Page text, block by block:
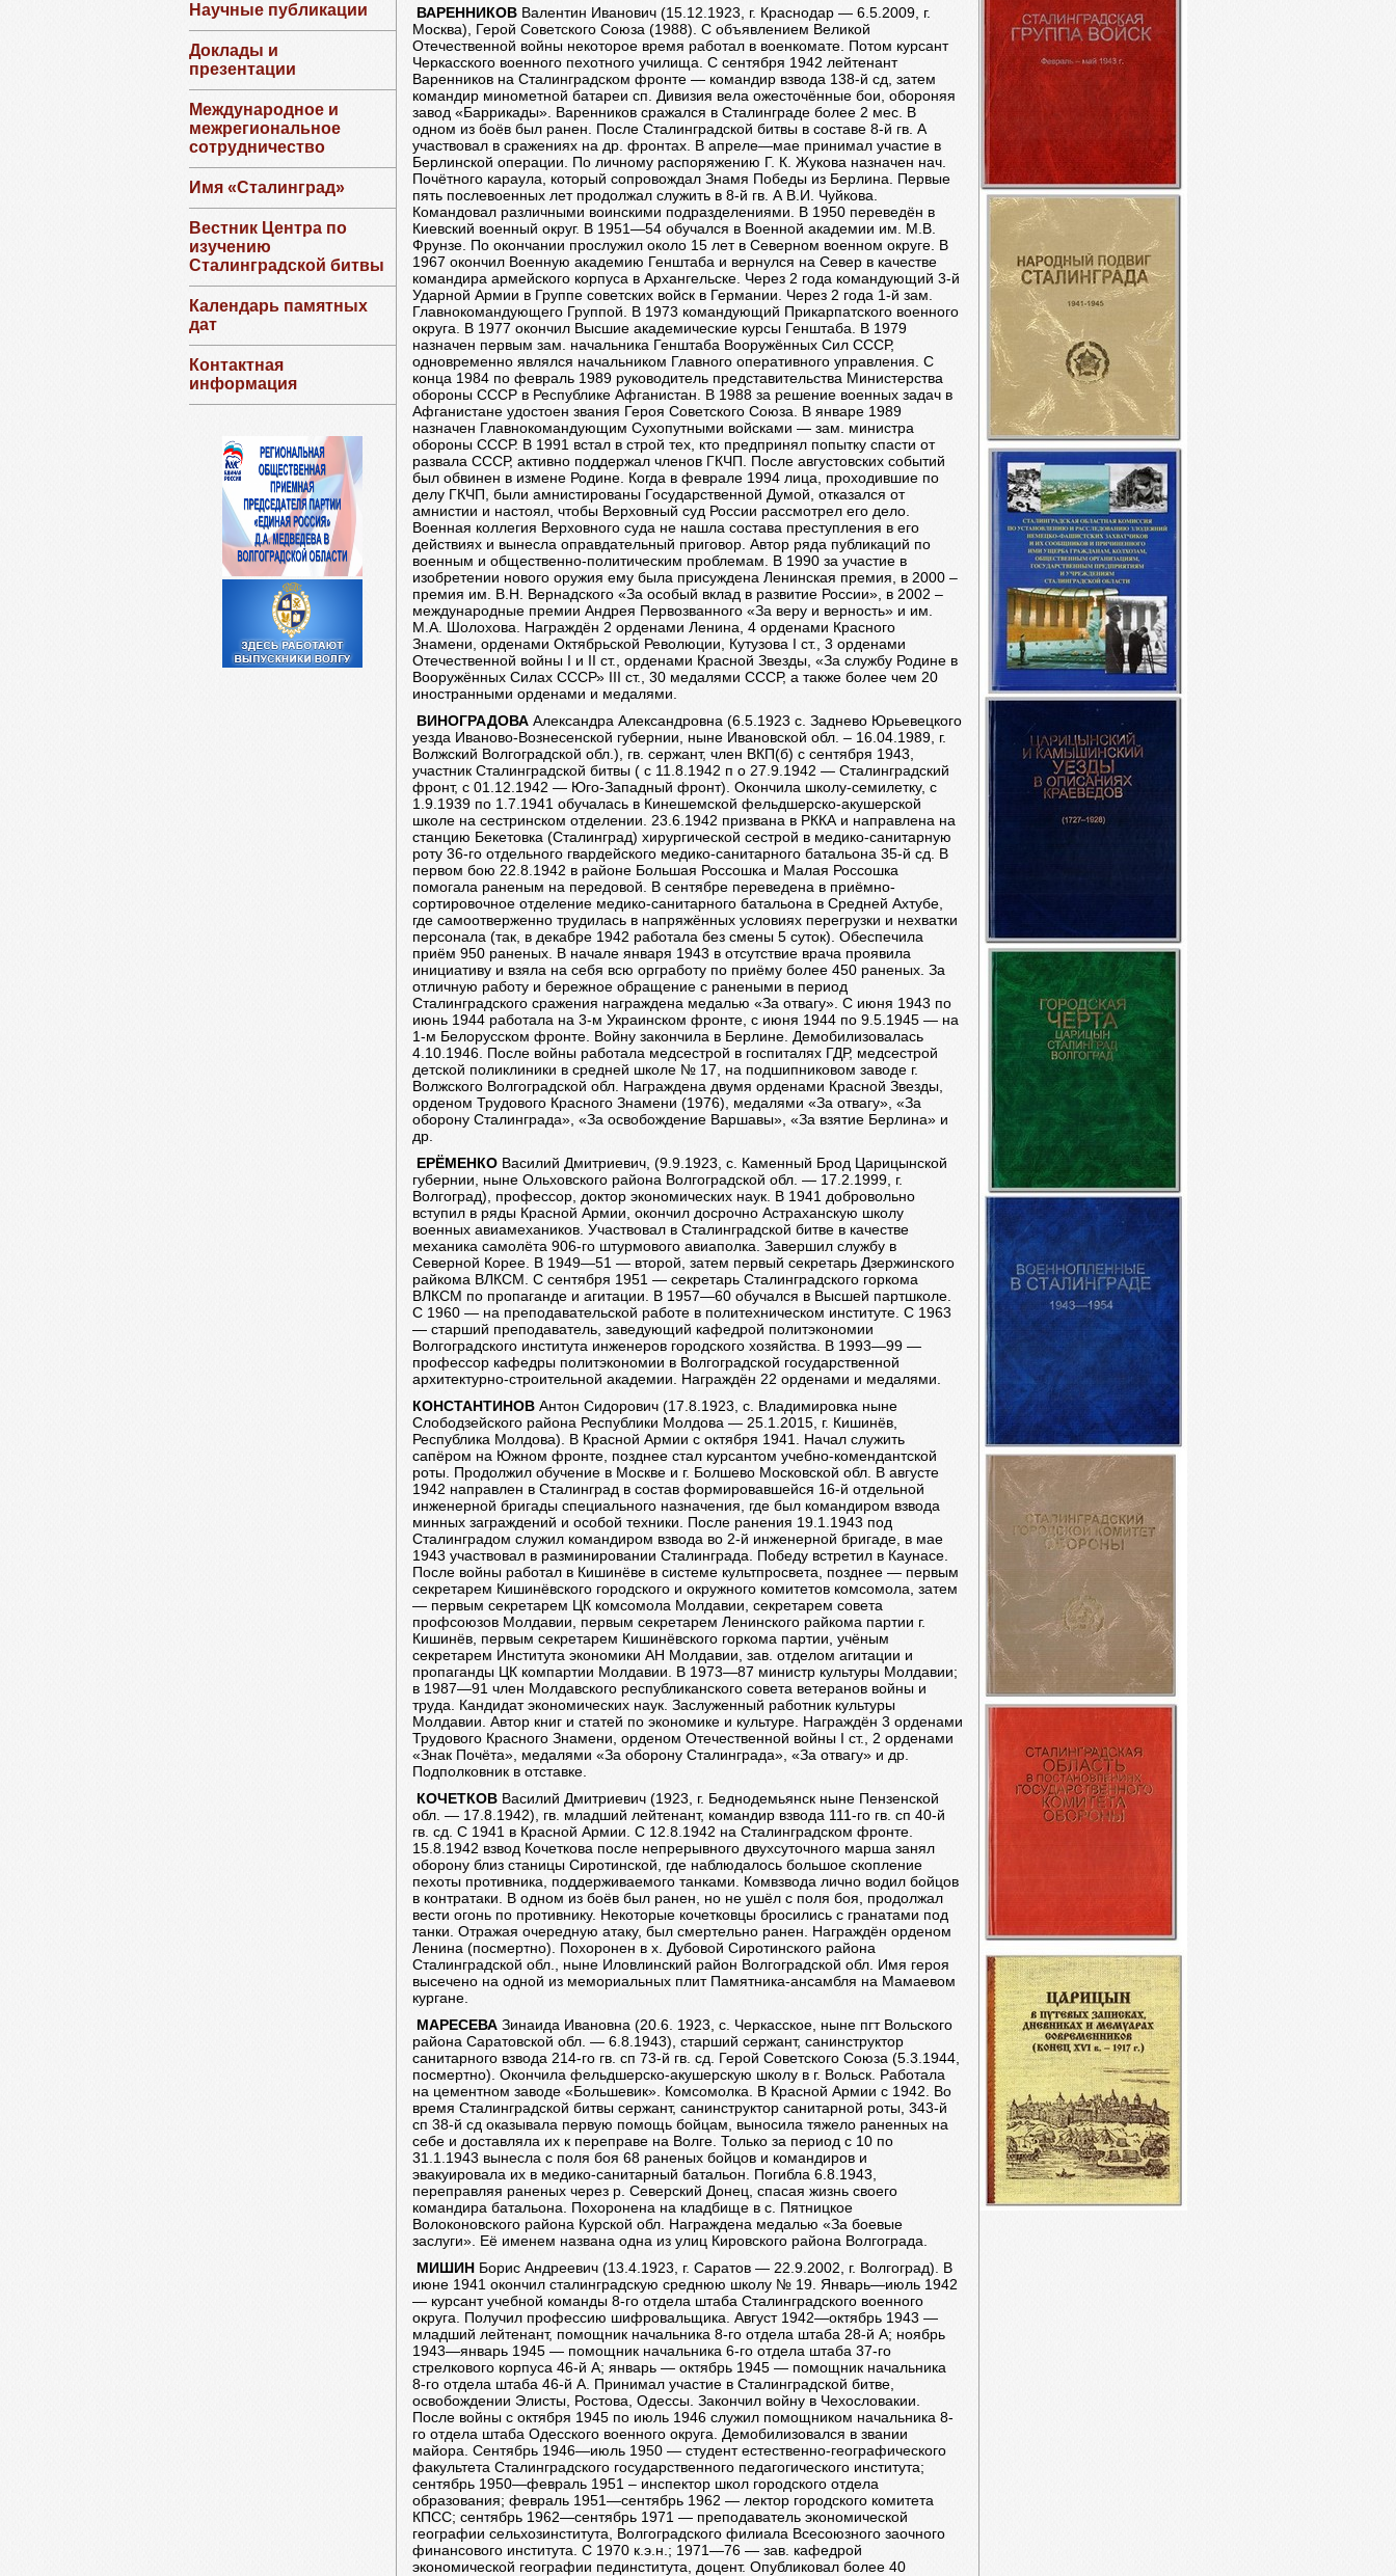
Научные публикации
Доклады и
презентации
Международное и
межрегиональное
сотрудничество
Имя «Сталинград»
Вестник Центра по
изучению
Сталинградской битвы
Календарь памятных
дат
Контактная
информация
ВАРЕННИКОВ Валентин Иванович (15.12.1923, г. Краснодар — 6.5.2009, г.
Москва), Герой Советского Союза (1988). С объявлением Великой
Отечественной войны некоторое время работал в военкомате. Потом курсант
Черкасского военного пехотного училища. С сентября 1942 лейтенант
Варенников на Сталинградском фронте — командир взвода 138-й сд, затем
командир минометной батареи сп. Дивизия вела ожесточённые бои, обороняя
завод «Баррикады». Варенников сражался в Сталинграде более 2 мес. В
одном из боёв был ранен. После Сталинградской битвы в составе 8-й гв. А
участвовал в сражениях на др. фронтах. В апреле—мае принимал участие в
Берлинской операции. По личному распоряжению Г. К. Жукова назначен нач.
Почётного караула, который сопровождал Знамя Победы из Берлина. Первые
пять послевоенных лет продолжал служить в 8-й гв. А В.И. Чуйкова.
Командовал различными воинскими подразделениями. В 1950 переведён в
Киевский военный округ. В 1951—54 обучался в Военной академии им. М.В.
Фрунзе. По окончании прослужил около 15 лет в Северном военном округе. В
1967 окончил Военную академию Генштаба и вернулся на Север в качестве
командира армейского корпуса в Архангельске. Через 2 года командующий 3-й
Ударной Армии в Группе советских войск в Германии. Через 2 года 1-й зам.
Главнокомандующего Группой. В 1973 командующий Прикарпатского военного
округа. В 1977 окончил Высшие академические курсы Генштаба. В 1979
назначен первым зам. начальника Генштаба Вооружённых Сил СССР,
одновременно являлся начальником Главного оперативного управления. С
конца 1984 по февраль 1989 руководитель представительства Министерства
обороны СССР в Республике Афганистан. В 1988 за решение военных задач в
Афганистане удостоен звания Героя Советского Союза. В январе 1989
назначен Главнокомандующим Сухопутными войсками — зам. министра
обороны СССР. В 1991 встал в строй тех, кто предпринял попытку спасти от
развала СССР, активно поддержал членов ГКЧП. После августовских событий
был обвинен в измене Родине. Когда в феврале 1994 лица, проходившие по
делу ГКЧП, были амнистированы Государственной Думой, отказался от
амнистии и настоял, чтобы Верховный суд России рассмотрел его дело.
Военная коллегия Верховного суда не нашла состава преступления в его
действиях и вынесла оправдательный приговор. Автор ряда публикаций по
военным и общественно-политическим проблемам. В 1990 за участие в
изобретении нового оружия ему была присуждена Ленинская премия, в 2000 –
премия им. В.Н. Вернадского «За особый вклад в развитие России», в 2002 –
международные премии Андрея Первозванного «За веру и верность» и им.
М.А. Шолохова. Награждён 2 орденами Ленина, 4 орденами Красного
Знамени, орденами Октябрьской Революции, Кутузова I ст., 3 орденами
Отечественной войны I и II ст., орденами Красной Звезды, «За службу Родине в
Вооружённых Силах СССР» III ст., 30 медалями СССР, а также более чем 20
иностранными орденами и медалями.
ВИНОГРАДОВА Александра Александровна (6.5.1923 с. Заднево Юрьевецкого
уезда Иваново-Вознесенской губернии, ныне Ивановской обл. – 16.04.1989, г.
Волжский Волгоградской обл.), гв. сержант, член ВКП(б) с сентября 1943,
участник Сталинградской битвы ( с 11.8.1942 п о 27.9.1942 — Сталинградский
фронт, с 01.12.1942 — Юго-Западный фронт). Окончила школу-семилетку, с
1.9.1939 по 1.7.1941 обучалась в Кинешемской фельдшерско-акушерской
школе на сестринском отделении. 23.6.1942 призвана в РККА и направлена на
станцию Бекетовка (Сталинград) хирургической сестрой в медико-санитарную
роту 36-го отдельного гвардейского медико-санитарного батальона 35-й сд. В
первом бою 22.8.1942 в районе Большая Россошка и Малая Россошка
помогала раненым на передовой. В сентябре переведена в приёмно-
сортировочное отделение медико-санитарного батальона в Средней Ахтубе,
где самоотверженно трудилась в напряжённых условиях перегрузки и нехватки
персонала (так, в декабре 1942 работала без смены 5 суток). Обеспечила
приём 950 раненых. В начале января 1943 в отсутствие врача проявила
инициативу и взяла на себя всю оргработу по приёму более 450 раненых. За
отличную работу и бережное обращение с ранеными в период
Сталинградского сражения награждена медалью «За отвагу». С июня 1943 по
июнь 1944 работала на 3-м Украинском фронте, с июня 1944 по 9.5.1945 — на
1-м Белорусском фронте. Войну закончила в Берлине. Демобилизовалась
4.10.1946. После войны работала медсестрой в госпиталях ГДР, медсестрой
детской поликлиники в средней школе № 17, на подшипниковом заводе г.
Волжского Волгоградской обл. Награждена двумя орденами Красной Звезды,
орденом Трудового Красного Знамени (1976), медалями «За отвагу», «За
оборону Сталинграда», «За освобождение Варшавы», «За взятие Берлина» и
др.
ЕРЁМЕНКО Василий Дмитриевич, (9.9.1923, с. Каменный Брод Царицынской
губернии, ныне Ольховского района Волгоградской обл. — 17.2.1999, г.
Волгоград), профессор, доктор экономических наук. В 1941 добровольно
вступил в ряды Красной Армии, окончил досрочно Астраханскую школу
военных авиамехаников. Участвовал в Сталинградской битве в качестве
механика самолёта 906-го штурмового авиаполка. Завершил службу в
Северной Корее. В 1949—51 — второй, затем первый секретарь Дзержинского
райкома ВЛКСМ. С сентября 1951 — секретарь Сталинградского горкома
ВЛКСМ по пропаганде и агитации. В 1957—60 обучался в Высшей партшколе.
С 1960 — на преподавательской работе в политехническом институте. С 1963
— старший преподаватель, заведующий кафедрой политэкономии
Волгоградского института инженеров городского хозяйства. В 1993—99 —
профессор кафедры политэкономии в Волгоградской государственной
архитектурно-строительной академии. Награждён 22 орденами и медалями.
КОНСТАНТИНОВ Антон Сидорович (17.8.1923, с. Владимировка ныне
Слободзейского района Республики Молдова — 25.1.2015, г. Кишинёв,
Республика Молдова). В Красной Армии с октября 1941. Начал служить
сапёром на Южном фронте, позднее стал курсантом учебно-комендантской
роты. Продолжил обучение в Москве и г. Болшево Московской обл. В августе
1942 направлен в Сталинград в состав формировавшейся 16-й отдельной
инженерной бригады специального назначения, где был командиром взвода
минных заграждений и особой техники. После ранения 19.1.1943 под
Сталинградом служил командиром взвода во 2-й инженерной бригаде, в мае
1943 участвовал в разминировании Сталинграда. Победу встретил в Каунасе.
После войны работал в Кишинёве в системе культпросвета, позднее — первым
секретарем Кишинёвского городского и окружного комитетов комсомола, затем
— первым секретарем ЦК комсомола Молдавии, секретарем совета
профсоюзов Молдавии, первым секретарем Ленинского райкома партии г.
Кишинёв, первым секретарем Кишинёвского горкома партии, учёным
секретарем Института экономики АН Молдавии, зав. отделом агитации и
пропаганды ЦК компартии Молдавии. В 1973—87 министр культуры Молдавии;
в 1987—91 член Молдавского республиканского совета ветеранов войны и
труда. Кандидат экономических наук. Заслуженный работник культуры
Молдавии. Автор книг и статей по экономике и культуре. Награждён 3 орденами
Трудового Красного Знамени, орденом Отечественной войны I ст., 2 орденами
«Знак Почёта», медалями «За оборону Сталинграда», «За отвагу» и др.
Подполковник в отставке.
КОЧЕТКОВ Василий Дмитриевич (1923, г. Беднодемьянск ныне Пензенской
обл. — 17.8.1942), гв. младший лейтенант, командир взвода 111-го гв. сп 40-й
гв. сд. С 1941 в Красной Армии. С 12.8.1942 на Сталинградском фронте.
15.8.1942 взвод Кочеткова после непрерывного двухсуточного марша занял
оборону близ станицы Сиротинской, где наблюдалось большое скопление
пехоты противника, поддерживаемого танками. Комвзвода лично водил бойцов
в контратаки. В одном из боёв был ранен, но не ушёл с поля боя, продолжал
вести огонь по противнику. Некоторые кочетковцы бросились с гранатами под
танки. Отражая очередную атаку, был смертельно ранен. Награждён орденом
Ленина (посмертно). Похоронен в х. Дубовой Сиротинского района
Сталинградской обл., ныне Иловлинский район Волгоградской обл. Имя героя
высечено на одной из мемориальных плит Памятника-ансамбля на Мамаевом
кургане.
МАРЕСЕВА Зинаида Ивановна (20.6. 1923, с. Черкасское, ныне пгт Вольского
района Саратовской обл. — 6.8.1943), старший сержант, санинструктор
санитарного взвода 214-го гв. сп 73-й гв. сд. Герой Советского Союза (5.3.1944,
посмертно). Окончила фельдшерско-акушерскую школу в г. Вольск. Работала
на цементном заводе «Большевик». Комсомолка. В Красной Армии с 1942. Во
время Сталинградской битвы сержант, санинструктор санитарной роты, 343-й
сп 38-й сд оказывала первую помощь бойцам, выносила тяжело раненных на
себе и доставляла их к переправе на Волге. Только за период с 10 по
31.1.1943 вынесла с поля боя 68 раненых бойцов и командиров и
эвакуировала их в медико-санитарный батальон. Погибла 6.8.1943,
переправляя раненых через р. Северский Донец, спасая жизнь своего
командира батальона. Похоронена на кладбище в с. Пятницкое
Волоконовского района Курской обл. Награждена медалью «За боевые
заслуги». Её именем названа одна из улиц Кировского района Волгограда.
МИШИН Борис Андреевич (13.4.1923, г. Саратов — 22.9.2002, г. Волгоград). В
июне 1941 окончил сталинградскую среднюю школу № 19. Январь—июль 1942
— курсант учебной команды 8-го отдела штаба Сталинградского военного
округа. Получил профессию шифровальщика. Август 1942—октябрь 1943 —
младший лейтенант, помощник начальника 8-го отдела штаба 28-й А; ноябрь
1943—январь 1945 — помощник начальника 6-го отдела штаба 37-го
стрелкового корпуса 46-й А; январь — октябрь 1945 — помощник начальника
8-го отдела штаба 46-й А. Принимал участие в Сталинградской битве,
освобождении Элисты, Ростова, Одессы. Закончил войну в Чехословакии.
После войны с октября 1945 по июль 1946 служил помощником начальника 8-
го отдела штаба Одесского военного округа. Демобилизовался в звании
майора. Сентябрь 1946—июль 1950 — студент естественно-географического
факультета Сталинградского государственного педагогического института;
сентябрь 1950—февраль 1951 – инспектор школ городского отдела
образования; февраль 1951—сентябрь 1962 — лектор городского комитета
КПСС; сентябрь 1962—сентябрь 1971 — преподаватель экономической
географии сельхозинститута, Волгоградского филиала Всесоюзного заочного
финансового института. С 1970 к.э.н.; 1971—76 — зав. кафедрой
экономической географии пединститута, доцент. Опубликовал более 40